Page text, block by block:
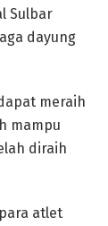
Sulbar
dayung
meraih
mampu
diraih
atlet